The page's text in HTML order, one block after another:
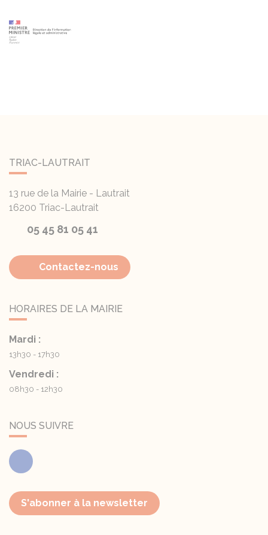
TRIAC-LAUTRAIT
13 rue de la Mairie - Lautrait
16200 Triac-Lautrait
05 45 81 05 41
Contactez-nous
HORAIRES DE LA MAIRIE
Mardi :
13h30 - 17h30
Vendredi :
08h30 - 12h30
NOUS SUIVRE
Facebook
S'abonner à la newsletter